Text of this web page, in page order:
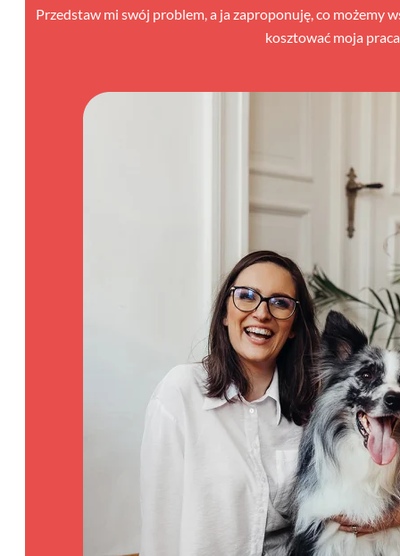
Przedstaw mi swój problem, a ja zaproponuję, co możemy
kosztować moja